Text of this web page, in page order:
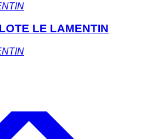
LE LAMENTIN